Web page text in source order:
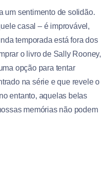
um sentimento de solidão.
casal – é improvável,
temporada está fora dos
o livro de Sally Rooney,
opção para tentar
na série e que revele o
entanto, aquelas belas
memórias não podem